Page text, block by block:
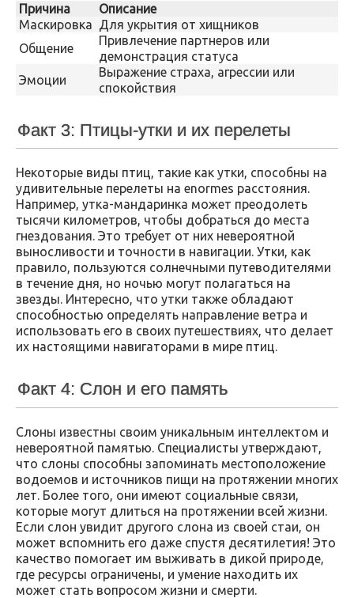
Причина
Описание
Маскировка Для укрытия от хищников
Общение
Привлечение партнеров или
демонстрация статуса
Эмоции
Выражение страха, агрессии или
спокойствия
Факт 3: Птицы-утки и их перелеты
Некоторые виды птиц, такие как утки, способны на
удивительные перелеты на enormes расстояния.
Например, утка-мандаринка может преодолеть
тысячи километров, чтобы добраться до места
гнездования. Это требует от них невероятной
выносливости и точности в навигации. Утки, как
правило, пользуются солнечными путеводителями
в течение дня, но ночью могут полагаться на
звезды. Интересно, что утки также обладают
способностью определять направление ветра и
использовать его в своих путешествиях, что делает
их настоящими навигаторами в мире птиц.
Факт 4: Слон и его память
Слоны известны своим уникальным интеллектом и
невероятной памятью. Специалисты утверждают,
что слоны способны запоминать местоположение
водоемов и источников пищи на протяжении многих
лет. Более того, они имеют социальные связи,
которые могут длиться на протяжении всей жизни.
Если слон увидит другого слона из своей стаи, он
может вспомнить его даже спустя десятилетия! Это
качество помогает им выживать в дикой природе,
где ресурсы ограничены, и умение находить их
может стать вопросом жизни и смерти.